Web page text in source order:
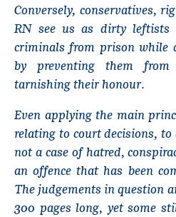
Conversely, conservatives,
RN see us as dirty leftists
criminals from prison while
by preventing them
tarnishing their honour.
Even applying the main
relating to court decisions,
not a case of hatred,
an offence that has been
The judgements in question
300 pages long, yet some